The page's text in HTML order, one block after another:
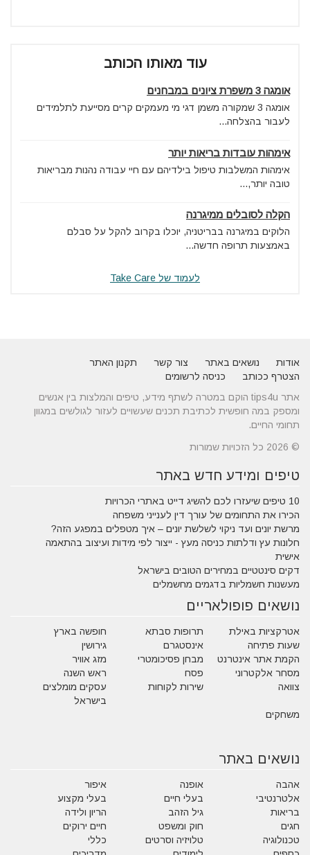
עוד מאותו הכותב
אומגה 3 משפרת ציונים במבחנים
אומגה 3 שמקורה משמן דגי מי מעמקים קרים מסייעת לתלמידים
לעבור בהצלחה...
אימהות עובדות בריאות יותר
אימהות המשלבות טיפול בילדיהם עם חיי עבודה נהנות מבריאות
טובה יותר,...
הקלה לסובלים ממיגרנה
הלוקים במיגרנה בבריטניה, יוכלו בקרוב להקל על סבלם
באמצעות תרופה חדשה...
לעמוד של Take Care
אודות נושאים באתר צור קשר
תקנון האתר
הצטרף ככותב
כניסה לרשומים
אתר tips4u הוקם במטרה לשתף מידע, טיפים והמלצות בין אנשים
ומספק במה חופשית לכתיבת תכנים שעשויים לעזור לגולשים במגוון
תחומי החיים.
© 2026 כל הזכויות שמורות
טיפים ומידע חדש באתר
10 טיפים שיעזרו לכם להשיג דייט באתרי הכרויות
הכירו את התחומים של עורך דין לענייני משפחה
מרשת יונים ועד ניקוי לשלשת יונים – איך מטפלים במפגע הזה?
חלונות עץ ודלתות כניסה מעץ - ייצור לפי מידות ועיצוב בהתאמה
אישית
דקים סינטטיים במחירים הטובים בישראל
מעשנות חשמליות בדגמים מחשמלים
נושאים פופולאריים
אטרקציות באילת תרופות סבתא
חופשה בארץ
שעות פתיחה
אינסטגרם
גירושין
הקמת אתר אינטרנט
מבחן פסיכומטרי
מזג אוויר
מסחר אלקטרוני
פסח
ראש השנה
צוואה
שירות לקוחות
עסקים מומלצים
בישראל
משחקים
נושאים באתר
אהבה אופנה
איפור
אלטרנטיבי
בעלי חיים
בעלי מקצוע
בריאות
גיל הזהב
הריון ולידה
חגים
חוק ומשפט
חיים ירוקים
טכנולוגיה
טלויזיה וסרטים
כללי